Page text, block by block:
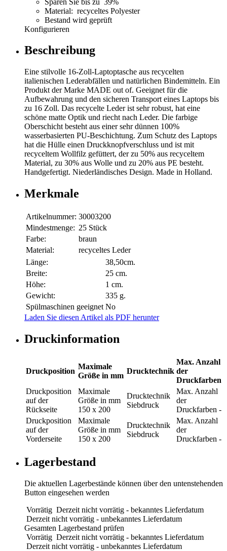
Material: recyceltes Polyester
Bestand wird geprüft
Konfigurieren
Beschreibung
Eine stilvolle 16-Zoll-Laptoptasche aus recycelten
italienischen Lederabfällen und natürlichen Bindemitteln. Ein
Produkt der Marke MADE out of. Geeignet für die
Aufbewahrung und den sicheren Transport eines Laptops bis
zu 16 Zoll. Das recycelte Leder ist sehr robust, hat eine
schöne matte Optik und riecht nach Leder. Die farbige
Oberschicht besteht aus einer sehr dünnen 100%
wasserbasierten PU-Beschichtung. Zum Schutz des Laptops
hat die Hülle einen Druckknopfverschluss und ist mit
recyceltem Wollfilz gefüttert, der zu 50% aus recyceltem
Material, zu 30% aus Wolle und zu 20% aus PE besteht.
Handgefertigt. Niederländisches Design. Made in Holland.
Merkmale
Artikelnummer: 30003200
Mindestmenge: 25 Stück
Farbe:
braun
Material:
recyceltes Leder
Länge:
38,50cm.
Breite:
25 cm.
Höhe:
1 cm.
Gewicht:
335 g.
Spülmaschinen geeignet No
Laden Sie diesen Artikel als PDF herunter
Druckinformation
Druckposition
Maximale
Größe in mm
Drucktechnik
Max. Anzahl
der
Druckfarben
Druckposition
auf der
Rückseite
Maximale
Größe in mm
150 x 200
Drucktechnik
Siebdruck
Max. Anzahl
der
Druckfarben -
Druckposition
auf der
Vorderseite
Maximale
Größe in mm
150 x 200
Drucktechnik
Siebdruck
Max. Anzahl
der
Druckfarben -
Lagerbestand
Die aktuellen Lagerbestände können über den untenstehenden
Button eingesehen werden
Vorrätig Derzeit nicht vorrätig - bekanntes Lieferdatum
Derzeit nicht vorrätig - unbekanntes Lieferdatum
Gesamten Lagerbestand prüfen
Vorrätig Derzeit nicht vorrätig - bekanntes Lieferdatum
Derzeit nicht vorrätig - unbekanntes Lieferdatum